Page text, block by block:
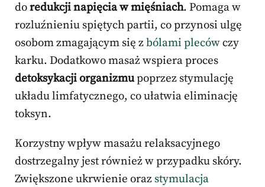
doredukcji napięcia w mięśniach. Pomaga w
rozluźnieniu spiętych partii, co przynosi ulgę
osobom zmagającym się zbólami plecówczy
karku. Dodatkowo masaż wspiera proces
detoksykacji organizmupoprzez stymulację
układu limfatycznego, co ułatwia eliminację
toksyn.
Korzystny wpływ masażu relaksacyjnego
dostrzegalny jest również w przypadku skóry.
Zwiększone ukrwienie oraz stymulacja